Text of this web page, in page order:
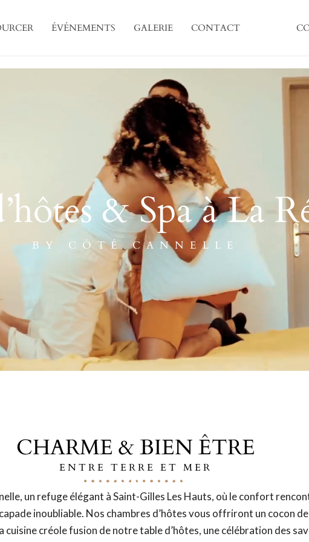
ÉVÉNEMENTS GALERIE CONTACT
& Spa à La
BY CÔTÉ CANNELLE
CHARME & BIEN ÊTRE
ENTRE TERRE ET MER
un refuge élégant à Saint-Gilles Les Hauts, où le confort
inoubliable. Nos chambres d’hôtes vous offriront un cocon
cuisine créole fusion de notre table d’hôtes, une célébration des